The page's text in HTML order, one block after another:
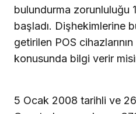
bulundurma zorunluluğu
başladı. Dişhekimlerine
getirilen POS
konusunda bilgi verir
5 Ocak 2008 tarihli ve